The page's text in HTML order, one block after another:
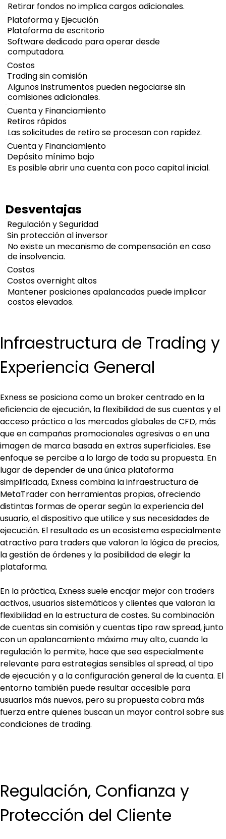
Retirar fondos no implica cargos adicionales.
Plataforma y Ejecución
Plataforma de escritorio
Software dedicado para operar desde
computadora.
Costos
Trading sin comisión
Algunos instrumentos pueden negociarse sin
comisiones adicionales.
Cuenta y Financiamiento
Retiros rápidos
Las solicitudes de retiro se procesan con rapidez.
Cuenta y Financiamiento
Depósito mínimo bajo
Es posible abrir una cuenta con poco capital inicial.
Desventajas
Regulación y Seguridad
Sin protección al inversor
No existe un mecanismo de compensación en caso
de insolvencia.
Costos
Costos overnight altos
Mantener posiciones apalancadas puede implicar
costos elevados.
Infraestructura de Trading y
Experiencia General
Exness se posiciona como un broker centrado en la
eficiencia de ejecución, la flexibilidad de sus cuentas y el
acceso práctico a los mercados globales de CFD, más
que en campañas promocionales agresivas o en una
imagen de marca basada en extras superficiales. Ese
enfoque se percibe a lo largo de toda su propuesta. En
lugar de depender de una única plataforma
simplificada, Exness combina la infraestructura de
MetaTrader con herramientas propias, ofreciendo
distintas formas de operar según la experiencia del
usuario, el dispositivo que utilice y sus necesidades de
ejecución. El resultado es un ecosistema especialmente
atractivo para traders que valoran la lógica de precios,
la gestión de órdenes y la posibilidad de elegir la
plataforma.
En la práctica, Exness suele encajar mejor con traders
activos, usuarios sistemáticos y clientes que valoran la
flexibilidad en la estructura de costes. Su combinación
de cuentas sin comisión y cuentas tipo raw spread, junto
con un apalancamiento máximo muy alto, cuando la
regulación lo permite, hace que sea especialmente
relevante para estrategias sensibles al spread, al tipo
de ejecución y a la configuración general de la cuenta. El
entorno también puede resultar accesible para
usuarios más nuevos, pero su propuesta cobra más
fuerza entre quienes buscan un mayor control sobre sus
condiciones de trading.
Regulación, Confianza y
Protección del Cliente